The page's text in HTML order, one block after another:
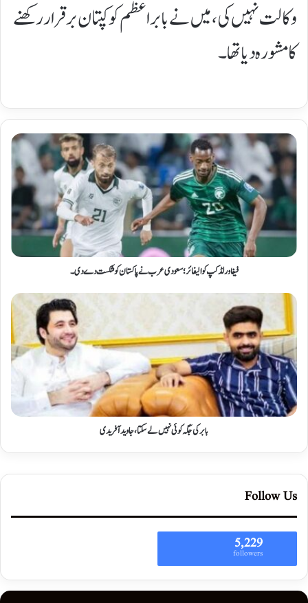
وکالت نہیں کی، میں نے بابر اعظم کو کپتان برقرار رکھنے
کا مشورہ دیا تھا۔
فیفا ورلڈ کپ کوالیفائر؛ سعودی عرب نے پاکستان کو شکست دے دی۔
بابر کی جگہ کوئی نہیں لے سکتا، جاوید آفریدی
Follow Us
5,229
followers